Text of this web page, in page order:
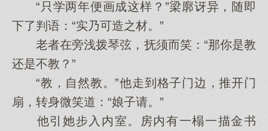
“只学两年便画成这样？”梁廓讶异，随即
下了判语：“实乃可造之材。”
老者在旁浅拨琴弦，抚须而笑：“那你是教
还是不教？”
“教，自然教。”他走到格子门边，推开门
扇，转身微笑道：“娘子请。”
他引她步入内室。房内有一榻一描金书